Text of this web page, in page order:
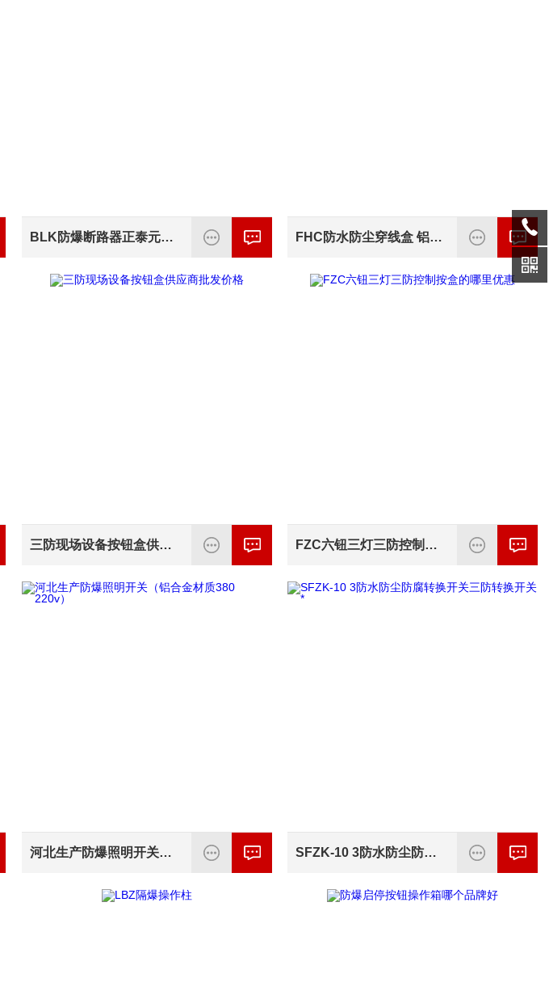
BLK防爆断路器正泰元件厂家批发 FHC防水防尘穿线盒 铝合金直三四通
三防现场设备按钮盒供应商批发价格 FZC六钮三灯三防控制按盒的哪里优惠
河北生产防爆照明开关（铝合金材质380 220v） SFZK-10 3防水防尘防腐转换开关三防转换开关*